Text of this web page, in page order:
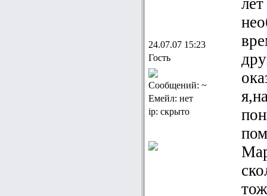
24.07.07 15:23
Гость
Сообщений: ~
Емейл: нет
ip: скрыто